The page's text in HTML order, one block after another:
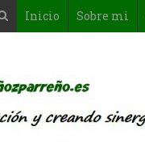
Inicio Sobre mi